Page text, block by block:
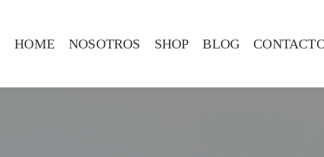
HOME NOSOTROS SHOP BLOG